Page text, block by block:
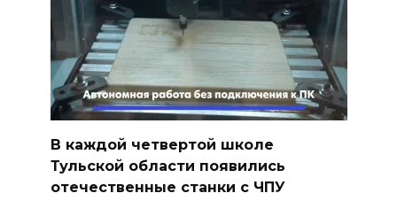
В каждой четвертой школе
Тульской области появились
отечественные станки с ЧПУ